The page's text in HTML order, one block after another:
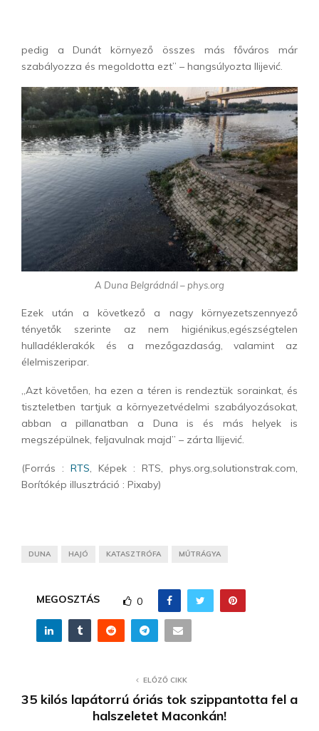
pedig a Dunát környező összes más főváros már
szabályozza és megoldotta ezt” – hangsúlyozta Ilijević.
A Duna Belgrádnál – phys.org
Ezek után a következő a nagy környezetszennyező
tényetők szerinte az nem higiénikus,egészségtelen
hulladéklerakók és a mezőgazdaság, valamint az
élelmiszeripar.
„Azt követően, ha ezen a téren is rendeztük sorainkat, és
tiszteletben tartjuk a környezetvédelmi szabályozásokat,
abban a pillanatban a Duna is és más helyek is
megszépülnek, feljavulnak majd” – zárta Ilijević.
(Forrás : RTS, Képek : RTS, phys.org,solutionstrak.com,
Borítókép illusztráció : Pixaby)
DUNA HAJÓ KATASZTRÓFA MŰTRÁGYA
MEGOSZTÁS 0
ELŐZŐ CIKK
35 kilós lapátorrú óriás tok szippantotta fel a
halszeletet Maconkán!